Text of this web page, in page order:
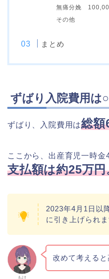
無痛分娩
その他
まとめ
ずばり入院費用は
ずばり、入院費用は総額
ここから、出産育児一時
支払額は約25万円
2023年4月1日以
に引き上げられま
もけ
改めて考える